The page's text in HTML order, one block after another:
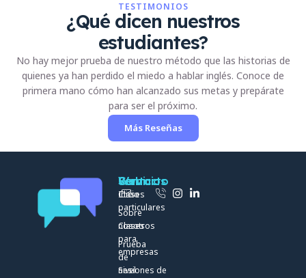
TESTIMONIOS
¿Qué dicen nuestros
estudiantes?
No hay mejor prueba de nuestro método que las historias de
quienes ya han perdido el miedo a hablar inglés. Conoce de
primera mano cómo han alcanzado sus metas y prepárate
para ser el próximo.
Más Reseñas
Web
Inicio
Sobre
nosotros
Prueba
de
nivel
Servicios
Clases
particulares
Clases
para
empresas
Sesiones de
Contacto